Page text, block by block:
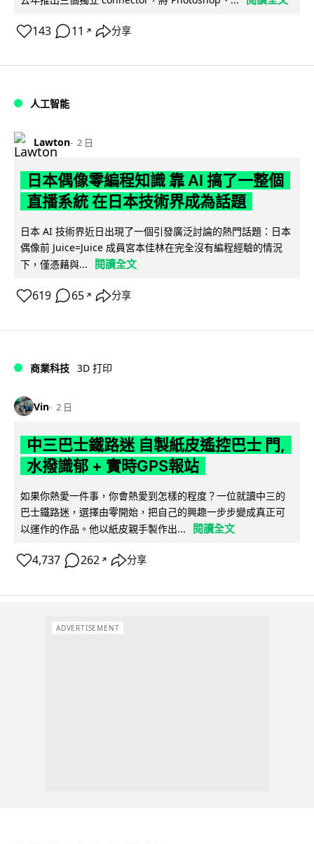
143 11 ↗ 分享
人工智能
Lawton 2 日
日本偶像零編程知識 靠 AI 搞了一整個
直播系統 在日本技術界成為話題
日本 AI 技術界近日出現了一個引發廣泛討論的熱門話題：日本
偶像前 Juice=Juice 成員宮本佳林在完全沒有編程經驗的情況
下，僅憑藉與...
閱讀全文
619 65 ↗ 分享
商業科技 3D 打印
Vin 2 日
中三巴士鐵路迷 自製紙皮遙控巴士 門,
水撥識郁 + 實時GPS報站
如果你熱愛一件事，你會熱愛到怎樣的程度？一位就讀中三的
巴士鐵路迷，選擇由零開始，把自己的興趣一步步變成真正可
以運作的作品。他以紙皮親手製作出...
閱讀全文
4,737 262 ↗ 分享
ADVERTISEMENT